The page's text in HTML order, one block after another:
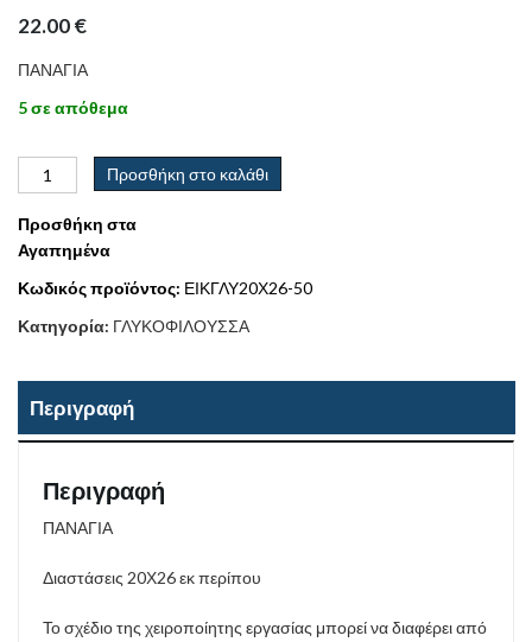
22.00€
ΠΑΝΑΓΙΑ
5 σε απόθεμα
Προσθήκη στο καλάθι
Προσθήκη στα
Αγαπημένα
Κωδικός προϊόντος: ΕΙΚΓΛΥ20Χ26-50
Κατηγορία: ΓΛΥΚΟΦΙΛΟΥΣΣΑ
Περιγραφή
Περιγραφή
ΠΑΝΑΓΙΑ
Διαστάσεις 20Χ26 εκ περίπου
Το σχέδιο της χειροποίητης εργασίας μπορεί να διαφέρει από